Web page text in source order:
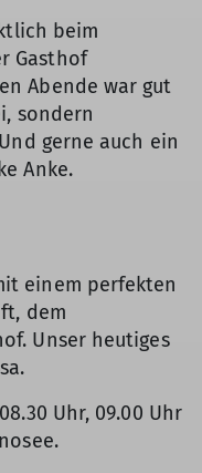
beim
Gasthof
Abende war gut
sondern
gerne auch ein
Anke.
einem perfekten
dem
Unser heutiges
Uhr, 09.00 Uhr